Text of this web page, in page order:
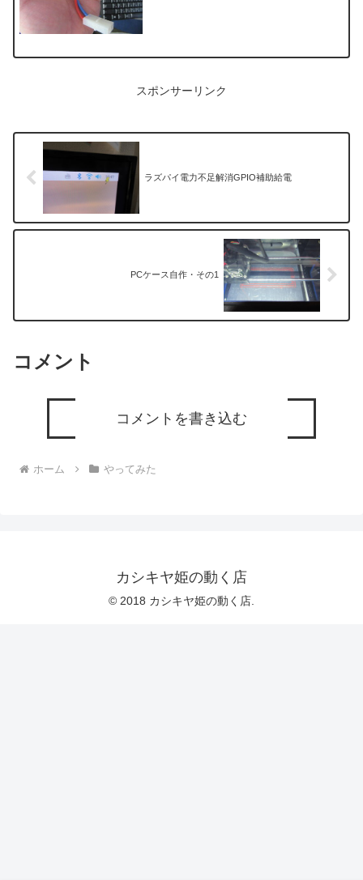
スポンサーリンク
ラズパイ電力不足解消GPIO補助給電
PCケース自作・その1
コメント
コメントを書き込む
ホーム やってみた
カシキヤ姫の動く店
© 2018 カシキヤ姫の動く店.